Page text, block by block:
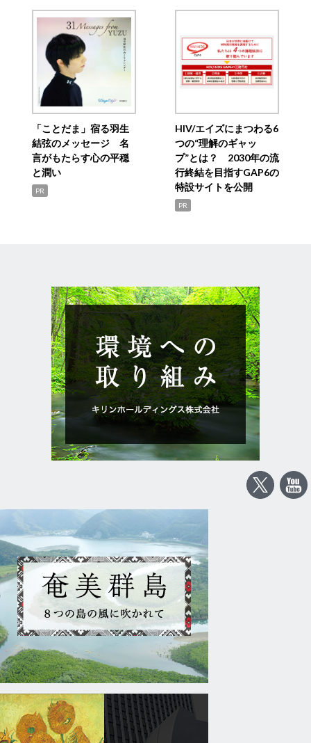
「ことだま」宿る羽生
結弦のメッセージ 名
言がもたらす心の平穏
と潤い
PR
HIV/エイズにまつわる6
つの“理解のギャッ
プ”とは？ 2030年の流
行終結を目指すGAP6の
特設サイトを公開
PR